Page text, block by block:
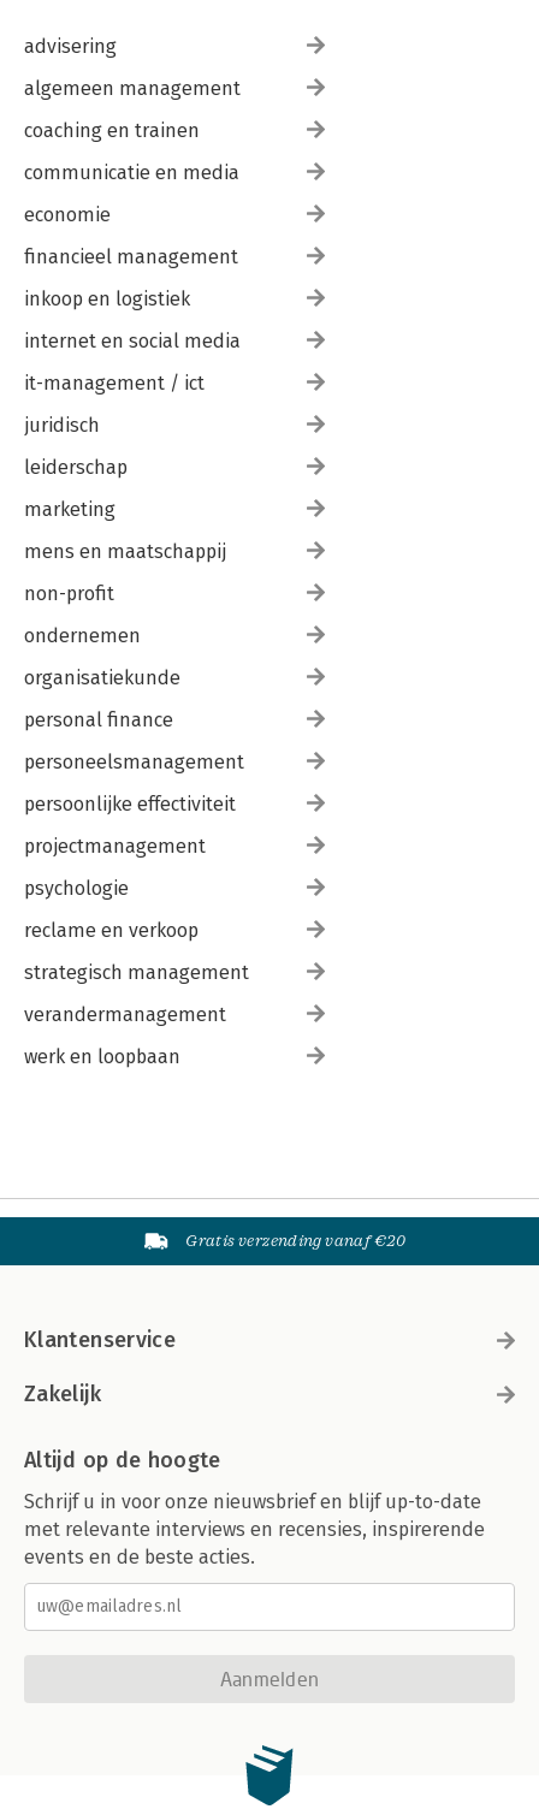
advisering
algemeen management
coaching en trainen
communicatie en media
economie
financieel management
inkoop en logistiek
internet en social media
it-management / ict
juridisch
leiderschap
marketing
mens en maatschappij
non-profit
ondernemen
organisatiekunde
personal finance
personeelsmanagement
persoonlijke effectiviteit
projectmanagement
psychologie
reclame en verkoop
strategisch management
verandermanagement
werk en loopbaan
Gratis verzending vanaf €20
Klantenservice
Zakelijk
Altijd op de hoogte
Schrijf u in voor onze nieuwsbrief en blijf up-to-date
met relevante interviews en recensies, inspirerende
events en de beste acties.
Aanmelden